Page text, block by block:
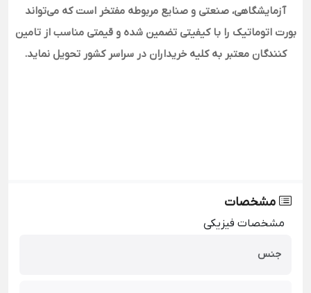
آزمایشگاهی، صنعتی و صنایع مربوطه مفتخر است که می‌تواند
بورت اتوماتیک را با کیفیتی تضمین شده و قیمتی مناسب از تامین
کنندگان معتبر به کلیه خریداران در سراسر کشور تحویل نماید.
مشخصات
مشخصات فیزیکی
جنس